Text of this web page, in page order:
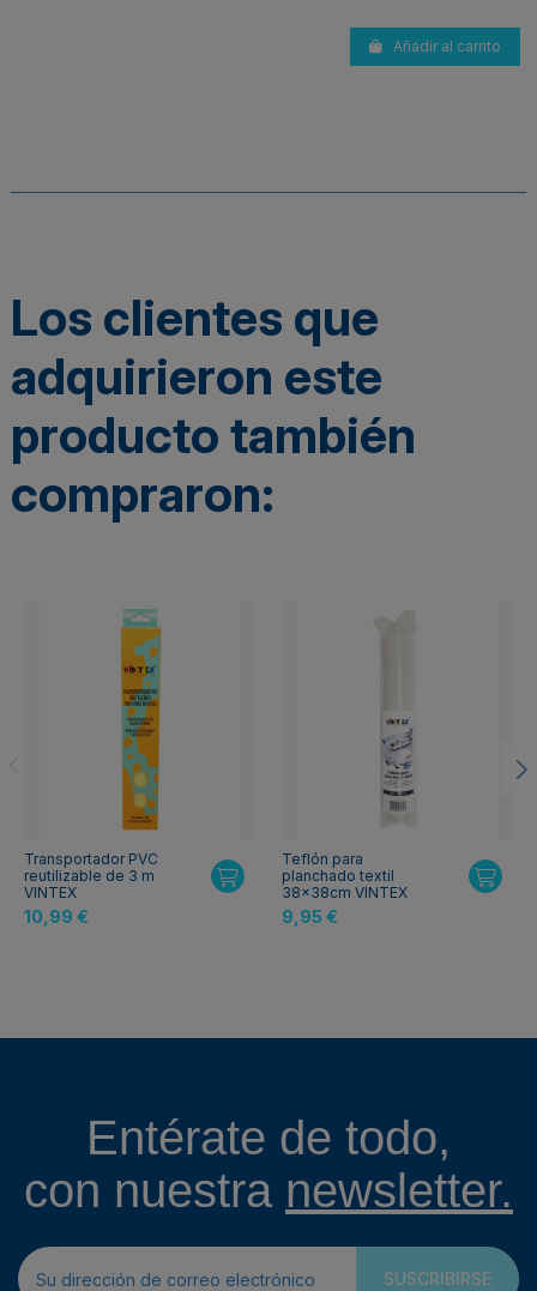
Añadir al carrito
Los clientes que
adquirieron este
producto también
compraron:
Transportador PVC
reutilizable de 3 m
VINTEX
10,99 €
Teflón para
planchado textil
38x38cm VINTEX
9,95 €
Entérate de todo,
con nuestra newsletter.
SUSCRIBIRSE